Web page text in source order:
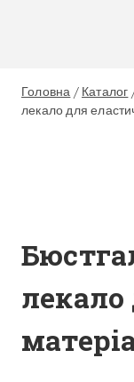
Головна / Каталог
лекало для